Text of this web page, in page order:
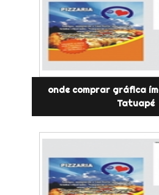
onde comprar gráfica
Tatuapé